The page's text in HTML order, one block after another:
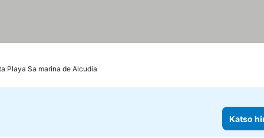
Playa Sa marina de Alcudia
Katso